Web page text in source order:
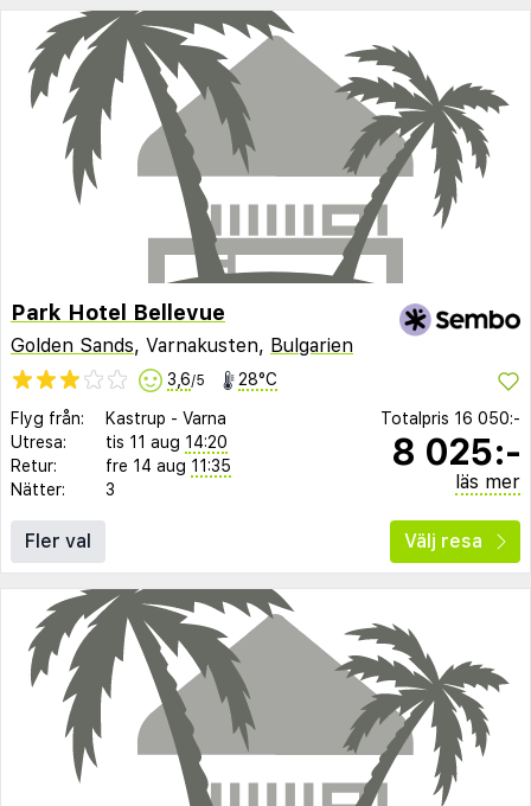
Park Hotel Bellevue
Golden Sands, Varnakusten, Bulgarien
3,6/5 28°C
Flyg från: Kastrup - Varna
Utresa:
tis 11 aug 14:20
Retur:
fre 14 aug 11:35
Nätter:
3
Totalpris 16 050:-
8 025:-
läs mer
Fler val Välj resa